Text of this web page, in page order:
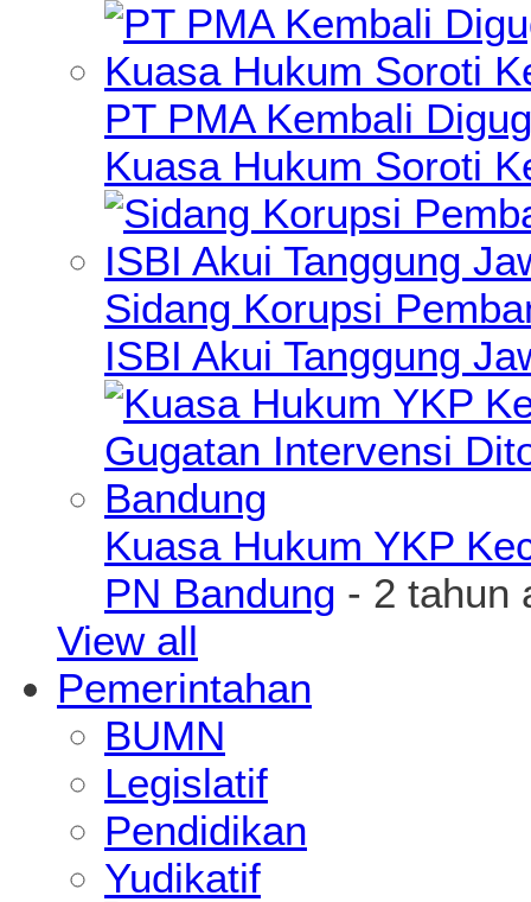
PT PMA Kembali
Kuasa Hukum Soroti
Sidang Korupsi
ISBI Akui Tanggung
Kuasa Hukum YKP
PN Bandung - 2 tahun
View all
Pemerintahan
BUMN
Legislatif
Pendidikan
Yudikatif